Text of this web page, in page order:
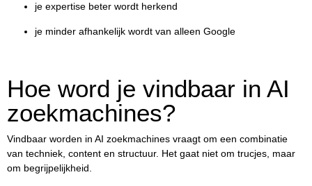
je expertise beter wordt herkend
je minder afhankelijk wordt van alleen Google
Hoe word je vindbaar in AI
zoekmachines?
Vindbaar worden in AI zoekmachines vraagt om een combinatie
van techniek, content en structuur. Het gaat niet om trucjes, maar
om begrijpelijkheid.